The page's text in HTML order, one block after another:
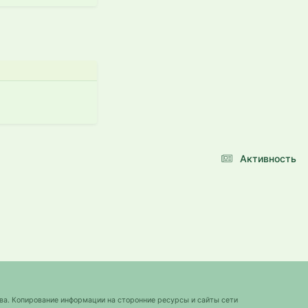
Активность
Копирование информации на сторонние ресурсы и сайты сети